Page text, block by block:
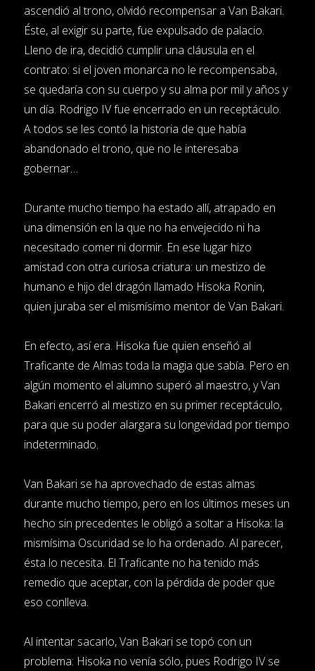
ascendió al trono, olvidó recompensar a Van Bakari.
Éste, al exigir su parte, fue expulsado de palacio.
Lleno de ira, decidió cumplir una cláusula en el
contrato: si el joven monarca no le recompensaba,
se quedaría con su cuerpo y su alma por mil y años y
un día. Rodrigo IV fue encerrado en un receptáculo.
A todos se les contó la historia de que había
abandonado el trono, que no le interesaba
gobernar…
Durante mucho tiempo ha estado allí, atrapado en
una dimensión en la que no ha envejecido ni ha
necesitado comer ni dormir. En ese lugar hizo
amistad con otra curiosa criatura: un mestizo de
humano e hijo del dragón llamado Hisoka Ronin,
quien juraba ser el mismísimo mentor de Van Bakari.
En efecto, así era. Hisoka fue quien enseñó al
Traficante de Almas toda la magia que sabía. Pero en
algún momento el alumno superó al maestro, y Van
Bakari encerró al mestizo en su primer receptáculo,
para que su poder alargara su longevidad por tiempo
indeterminado.
Van Bakari se ha aprovechado de estas almas
durante mucho tiempo, pero en los últimos meses un
hecho sin precedentes le obligó a soltar a Hisoka: la
mismísima Oscuridad se lo ha ordenado. Al parecer,
ésta lo necesita. El Traficante no ha tenido más
remedio que aceptar, con la pérdida de poder que
eso conlleva.
Al intentar sacarlo, Van Bakari se topó con un
problema: Hisoka no venía sólo, pues Rodrigo IV se